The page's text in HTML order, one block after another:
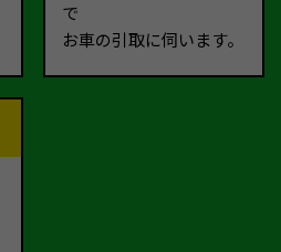
で
お車の引取に伺います。